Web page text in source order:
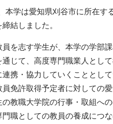
学は愛知県刈谷市に所在す
結しました。
を志す学生が、本学の学部
じて、高度専門職業人とし
携・協力していくこととして
免許取得予定者に対しての
教職大学院の行事・取組へ
職としての教員の養成につな